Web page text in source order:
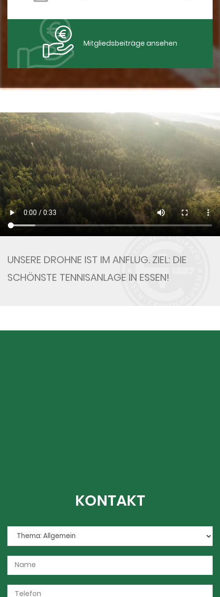
Mitgliedsbeiträge ansehen
UNSERE DROHNE IST IM ANFLUG. ZIEL: DIE
SCHÖNSTE TENNISANLAGE IN ESSEN!
KONTAKT